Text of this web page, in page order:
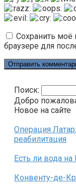
Сохранить моё
браузере для
Поиск:
Добро
Новое на сайте
Операция
реабилитация
Есть ли вода
Конвенту-де-